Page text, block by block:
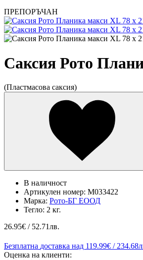
ПРЕПОРЪЧАН
Саксия Рото
(Пластмасова саксия)
В наличност
Артикулен номер: M033422
Марка: Рото-БГ ЕООД
Тегло: 2 кг.
26.95€ / 52.71лв.
Безплатна доставка над 119.99€ /
Оценка на клиенти: